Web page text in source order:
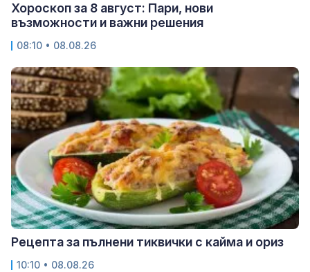
Хороскоп за 8 август: Пари, нови
възможности и важни решения
08:10 • 08.08.26
Рецепта за пълнени тиквички с кайма и ориз
10:10 • 08.08.26